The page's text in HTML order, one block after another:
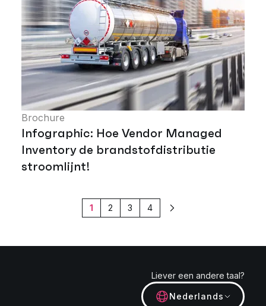
Brochure
Infographic: Hoe Vendor Managed
Inventory de brandstofdistributie
stroomlijnt!
1 2 3 4 Volgende
Liever een andere taal?
Nederlands